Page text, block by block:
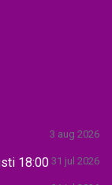
3 aug 2026
18:00 31 jul 2026